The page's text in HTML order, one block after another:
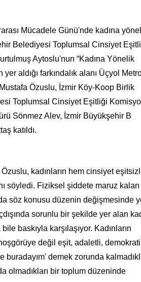
Mücadele Günü'nde kadına
Belediyesi Toplumsal Cinsiyet
Aytoslu'nun “Kadına Yönelik
aldığı farkındalık alanı Üçyol
Özuslu, İzmir Köy-Koop Birlik
Toplumsal Cinsiyet Eşitliği
Sönmez Alev, İzmir Büyükşehir B
katıldı.
kadınların hem cinsiyet
söyledi. Fiziksel şiddete maruz
da söz konusu düzenin değişmesinde
sorunlu bir şekilde yer alan
baskıyla karşılaşıyor. Kadınların
değil eşit, adaletli,
demek zorunda
olmadıkları bir toplum düzeninde